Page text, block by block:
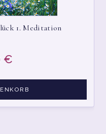
1. Meditation
€